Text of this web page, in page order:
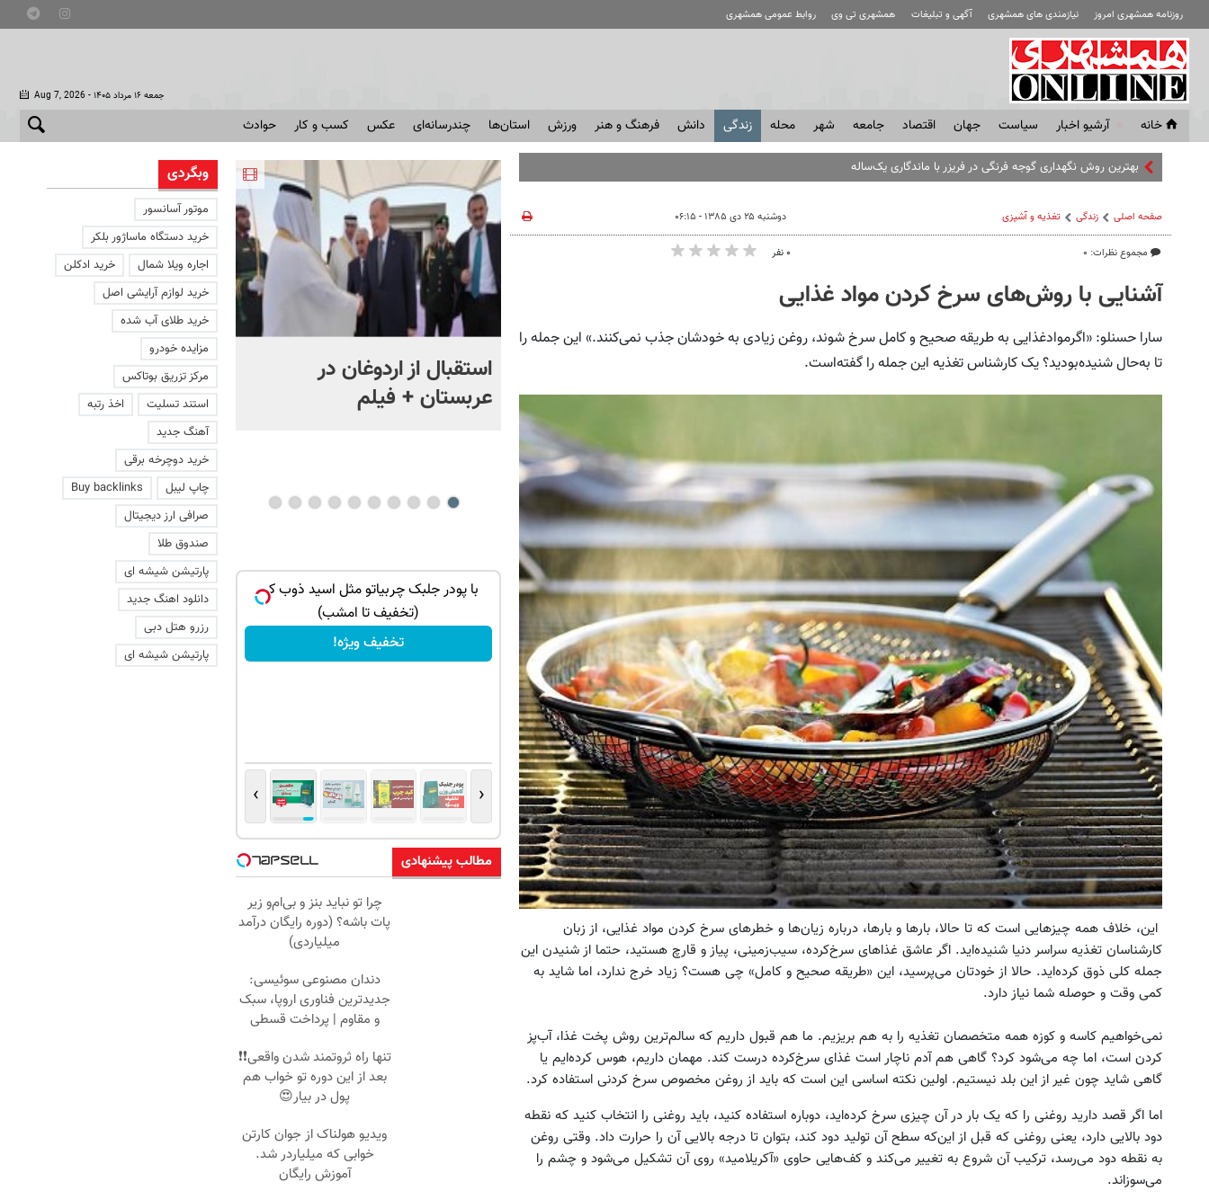
روزنامه همشهری امروز نیازمندی های همشهری آگهی و تبلیغات همشهری تی وی روابط عمومی همشهری
Aug 7, 2026 - جمعه ۱۶ مرداد ۱۴۰۵
خانه آرشیو اخبار سياست جهان اقتصاد جامعه شهر محله زندگی دانش فرهنگ و هنر ورزش استان‌ها چندرسانه‌ای عکس کسب و کار حوادث
بهترین روش نگهداری گوجه فرنگی در فریزر با ماندگاری یک‌ساله
صفحه اصلی زندگی تغذیه و آشپزی
مجموع نظرات: ۰
دوشنبه ۲۵ دی ۱۳۸۵ - ۰۶:۱۵
۰ نفر
آشنایی با روش‌های سرخ کردن مواد غذایی
سارا حسنلو: «اگرموادغذایی به طریقه صحیح و کامل سرخ شوند، روغن زیادی به خودشان جذب نمی‌کنند.» این جمله را
تا به‌حال شنیده‌بودید؟ یک کارشناس تغذیه این جمله را گفته‌است.
این، خلاف همه چیزهایی است که تا حالا، بارها و بارها، درباره زیان‌ها و خطرهای سرخ کردن مواد غذایی، از زبان
کارشناسان تغذیه سراسر دنیا شنیده‌اید. اگر عاشق غذاهای سرخ‌کرده، سیب‌زمینی، پیاز و قارچ هستید، حتما از شنیدن این
جمله کلی ذوق کرده‌اید. حالا از خودتان می‌پرسید، این «طریقه صحیح و کامل» چی هست؟ زیاد خرج ندارد، اما شاید به
کمی وقت و حوصله شما نیاز دارد.
نمی‌خواهیم کاسه و کوزه همه متخصصان تغذیه را به هم بریزیم. ما هم قبول داریم که سالم‌ترین روش پخت غذا، آب‌پز
کردن است، اما چه می‌شود کرد؟ گاهی هم آدم ناچار است غذای سرخ‌کرده درست کند. مهمان داریم، هوس کرده‌ایم یا
گاهی شاید چون غیر از این بلد نیستیم. اولین نکته اساسی این است که باید از روغن مخصوص سرخ کردنی استفاده کرد.
اما اگر قصد دارید روغنی را که یک بار در آن چیزی سرخ کرده‌اید، دوباره استفاده کنید، باید روغنی را انتخاب کنید که نقطه
دود بالایی دارد، یعنی روغنی که قبل از این‌که سطح آن تولید دود کند، بتوان تا درجه بالایی آن را حرارت داد. وقتی روغن
به نقطه دود می‌رسد، ترکیب آن شروع به تغییر می‌کند و کف‌هایی حاوی «آکریلامید» روی آن تشکیل می‌شود و چشم را
می‌سوزاند.
؛ واکنش مردم را ببینید
استقبال از اردوغان در
عربستان + فیلم
شادمهر عقیلی قطعه «گل
یاس» را بازخوانی کرد |
با پودر جلبک بدون جراحی لاغر شو!
خرید محصول
دمنوش معجزه آسای پاکسازی کبد با تخفیف
ویژه
خرید محصول
برای ریزش موهات فقط یک راه حل داری!
شامپو جبلک با 45% تخفیف
تخفیف ویژه!
با پودر جلبک چربیاتو مثل اسید ذوب کن
(تخفیف تا امشب)
تخفیف ویژه!
‹
›
مطالب پیشنهادی
چرا تو نباید بنز و بی‌ام‌و زیر
پات باشه؟ (دوره رایگان درآمد
میلیاردی)
دندان مصنوعی سوئیسی:
جدیدترین فناوری اروپا، سبک
و مقاوم | پرداخت قسطی
تنها راه ثروتمند شدن واقعی❗❗
بعد از این دوره تو خواب هم
پول در بیار😍
ویدیو هولناک از جوان کارتن
خوابی که میلیاردر شد.
آموزش رایگان
وبگردی
موتور آسانسور
خرید دستگاه ماساژور بلکر
اجاره ویلا شمال
خرید ادکلن
خرید لوازم آرایشی اصل
خرید طلای آب شده
مزایده خودرو
مرکز تزریق بوتاکس
استند تسلیت
اخذ رتبه
آهنگ جدید
خرید دوچرخه برقی
چاپ لیبل
Buy backlinks
صرافی ارز دیجیتال
صندوق طلا
پارتیشن شیشه ای
دانلود اهنگ جدید
رزرو هتل دبی
پارتیشن شیشه ای